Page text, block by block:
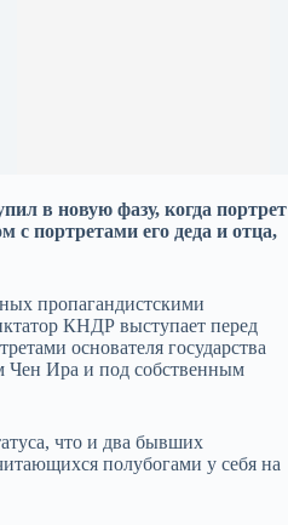
в новую фазу, когда портрет
портретами его деда и отца,
пропагандистскими
КНДР выступает перед
основателя государства
Ира и под собственным
что и два бывших
полубогами у себя на